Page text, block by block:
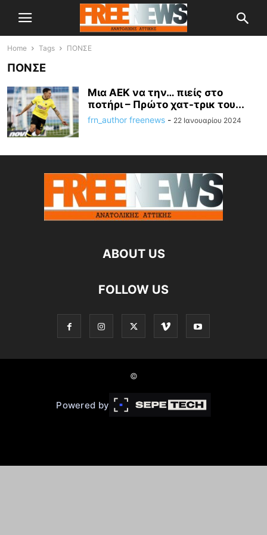
Home Tags ΠΟΝΣΕ
ΠΟΝΣΕ
Μια ΑΕΚ να την… πιείς στο
ποτήρι – Πρώτο χατ-τρικ του...
frn_author freenews - 22 Ιανουαρίου 2024
ABOUT US
FOLLOW US
©
Powered by